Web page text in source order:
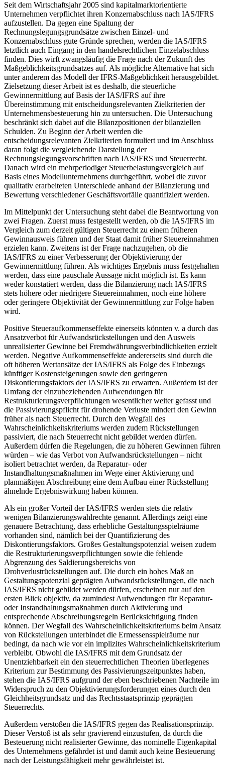
Seit dem Wirtschaftsjahr 2005 sind kapitalmarktorientierte
Unternehmen verpflichtet ihren Konzernabschluss nach IAS/IFRS
aufzustellen. Da gegen eine Spaltung der
Rechnungslegungsgrundsätze zwischen Einzel- und
Konzernabschluss gute Gründe sprechen, werden die IAS/IFRS
letztlich auch Eingang in den handelsrechtlichen Einzelabschluss
finden. Dies wirft zwangsläufig die Frage nach der Zukunft des
Maßgeblichkeitsgrundsatzes auf. Als mögliche Alternative hat sich
unter anderem das Modell der IFRS-Maßgeblichkeit herausgebildet.
Zielsetzung dieser Arbeit ist es deshalb, die steuerliche
Gewinnermittlung auf Basis der IAS/IFRS auf ihre
Übereinstimmung mit entscheidungsrelevanten Zielkriterien der
Unternehmensbesteuerung hin zu untersuchen. Die Untersuchung
beschränkt sich dabei auf die Bilanzpositionen der bilanziellen
Schulden. Zu Beginn der Arbeit werden die
entscheidungsrelevanten Zielkriterien formuliert und im Anschluss
daran folgt die vergleichende Darstellung der
Rechnungslegungsvorschriften nach IAS/IFRS und Steuerrecht.
Danach wird ein mehrperiodiger Steuerbelastungsvergleich auf
Basis eines Modellunternehmens durchgeführt, wobei die zuvor
qualitativ erarbeiteten Unterschiede anhand der Bilanzierung und
Bewertung verschiedener Geschäftsvorfälle quantifiziert werden.
Im Mittelpunkt der Untersuchung steht dabei die Beantwortung von
zwei Fragen. Zuerst muss festgestellt werden, ob die IAS/IFRS im
Vergleich zum derzeit gültigen Steuerrecht zu einem früheren
Gewinnausweis führen und der Staat damit früher Steuereinnahmen
erzielen kann. Zweitens ist der Frage nachzugehen, ob die
IAS/IFRS zu einer Verbesserung der Objektivierung der
Gewinnermittlung führen. Als wichtiges Ergebnis muss festgehalten
werden, dass eine pauschale Aussage nicht möglich ist. Es kann
weder konstatiert werden, dass die Bilanzierung nach IAS/IFRS
stets höhere oder niedrigere Steuereinnahmen, noch eine höhere
oder geringere Objektivität der Gewinnermittlung zur Folge haben
wird.
Positive Steueraufkommenseffekte einerseits könnten v. a durch das
Ansatzverbot für Aufwandsrückstellungen und den Ausweis
unrealisierter Gewinne bei Fremdwährungsverbindlichkeiten erzielt
werden. Negative Aufkommenseffekte andererseits sind durch die
oft höheren Wertansätze der IAS/IFRS als Folge des Einbezugs
künftiger Kostensteigerungen sowie den geringeren
Diskontierungsfaktors der IAS/IFRS zu erwarten. Außerdem ist der
Umfang der einzubeziehenden Aufwendungen für
Restrukturierungsverpflichtungen wesentlicher weiter gefasst und
die Passivierungspflicht für drohende Verluste mindert den Gewinn
früher als nach Steuerrecht. Durch den Wegfall des
Wahrscheinlichkeitskriteriums werden zudem Rückstellungen
passiviert, die nach Steuerrecht nicht gebildet werden dürfen.
Außerdem dürfen die Regelungen, die zu höheren Gewinnen führen
würden – wie das Verbot von Aufwandsrückstellungen – nicht
isoliert betrachtet werden, da Reparatur- oder
Instandhaltungsmaßnahmen im Wege einer Aktivierung und
planmäßigen Abschreibung eine dem Aufbau einer Rückstellung
ähnelnde Ergebniswirkung haben können.
Als ein großer Vorteil der IAS/IFRS werden stets die relativ
wenigen Bilanzierungswahlrechte genannt. Allerdings zeigt eine
genauere Betrachtung, dass erhebliche Gestaltungsspielräume
vorhanden sind, nämlich bei der Quantifizierung des
Diskontierungsfaktors. Großes Gestaltungspotenzial weisen zudem
die Restrukturierungsverpflichtungen sowie die fehlende
Abgrenzung des Saldierungsbereichs von
Drohverlustrückstellungen auf. Die durch ein hohes Maß an
Gestaltungspotenzial geprägten Aufwandsrückstellungen, die nach
IAS/IFRS nicht gebildet werden dürfen, erscheinen nur auf den
ersten Blick objektiv, da zumindest Aufwendungen für Reparatur-
oder Instandhaltungsmaßnahmen durch Aktivierung und
entsprechende Abschreibungsregeln Berücksichtigung finden
können. Der Wegfall des Wahrscheinlichkeitskriteriums beim Ansatz
von Rückstellungen unterbindet die Ermessensspielräume nur
bedingt, da nach wie vor ein implizites Wahrscheinlichkeitskriterium
verbleibt. Obwohl die IAS/IFRS mit dem Grundsatz der
Unentziehbarkeit ein den steuerrechtlichen Theorien überlegenes
Kriterium zur Bestimmung des Passivierungszeitpunktes haben,
stehen die IAS/IFRS aufgrund der eben beschriebenen Nachteile im
Widerspruch zu den Objektivierungsforderungen eines durch den
Gleichheitsgrundsatz und das Rechtsstaatsprinzip geprägten
Steuerrechts.
Außerdem verstoßen die IAS/IFRS gegen das Realisationsprinzip.
Dieser Verstoß ist als sehr gravierend einzustufen, da durch die
Besteuerung nicht realisierter Gewinne, das nominelle Eigenkapital
des Unternehmens gefährdet ist und damit auch keine Besteuerung
nach der Leistungsfähigkeit mehr gewährleistet ist.